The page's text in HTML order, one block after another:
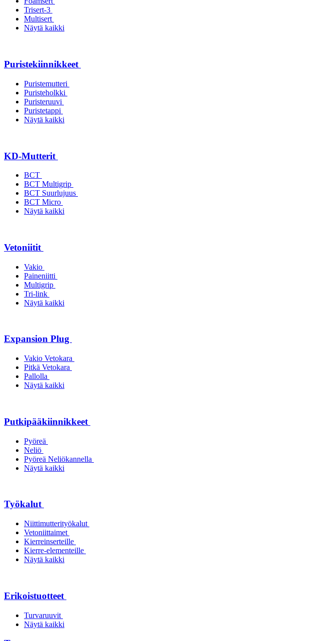
Trisert-3
Multisert
Näytä kaikki
Puristekiinnikkeet
Puristemutteri
Puristeholkki
Puristeruuvi
Puristetappi
Näytä kaikki
KD-Mutterit
BCT
BCT Multigrip
BCT Suurlujuus
BCT Micro
Näytä kaikki
Vetoniitit
Vakio
Paineniitti
Multigrip
Tri-link
Näytä kaikki
Expansion Plug
Vakio Vetokara
Pitkä Vetokara
Pallolla
Näytä kaikki
Putkipääkiinnikkeet
Pyöreä
Neliö
Pyöreä Neliökannella
Näytä kaikki
Työkalut
Niittimutterityökalut
Vetoniittaimet
Kierreinserteille
Kierre-elementeille
Näytä kaikki
Erikoistuotteet
Turvaruuvit
Näytä kaikki